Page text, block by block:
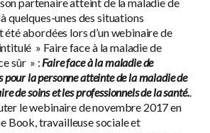
quelques-unes des situations
abordées lors d’un webinaire de
» Faire face à la maladie de
sûr » : Faire face à la maladie de
pour la personne atteinte de la maladie de
de soins et les professionnels de la santé..
le webinaire de novembre 2017 en
Book, travailleuse sociale et